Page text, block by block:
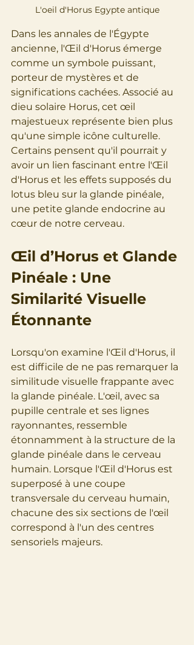
L'oeil d'Horus Egypte antique
Dans les annales de l'Égypte
ancienne, l'Œil d'Horus émerge
comme un symbole puissant,
porteur de mystères et de
significations cachées. Associé au
dieu solaire Horus, cet œil
majestueux représente bien plus
qu'une simple icône culturelle.
Certains pensent qu'il pourrait y
avoir un lien fascinant entre l'Œil
d'Horus et les effets supposés du
lotus bleu sur la glande pinéale,
une petite glande endocrine au
cœur de notre cerveau.
Œil d’Horus et Glande
Pinéale : Une
Similarité Visuelle
Étonnante
Lorsqu'on examine l'Œil d'Horus, il
est difficile de ne pas remarquer la
similitude visuelle frappante avec
la glande pinéale. L'œil, avec sa
pupille centrale et ses lignes
rayonnantes, ressemble
étonnamment à la structure de la
glande pinéale dans le cerveau
humain. Lorsque l'Œil d'Horus est
superposé à une coupe
transversale du cerveau humain,
chacune des six sections de l'œil
correspond à l'un des centres
sensoriels majeurs.